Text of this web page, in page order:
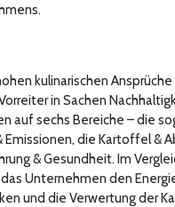
kulinarischen
in Sachen
auf sechs Bereiche – die
Emissionen, die Kartoffel &
& Gesundheit. Im
Unternehmen den
und die Verwertung der